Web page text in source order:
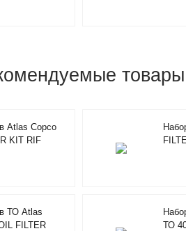
товары
Atlas Copco
KIT RIF
ТО Atlas
FILTER
ТО